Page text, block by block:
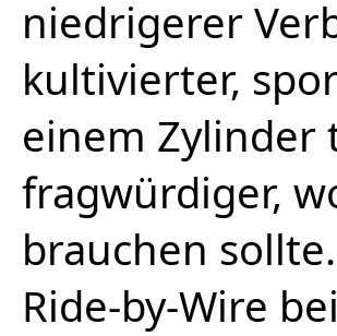
niedrigerer
kultivierter,
einem Zylinder
fragwürdiger,
brauchen
Ride-by-Wire